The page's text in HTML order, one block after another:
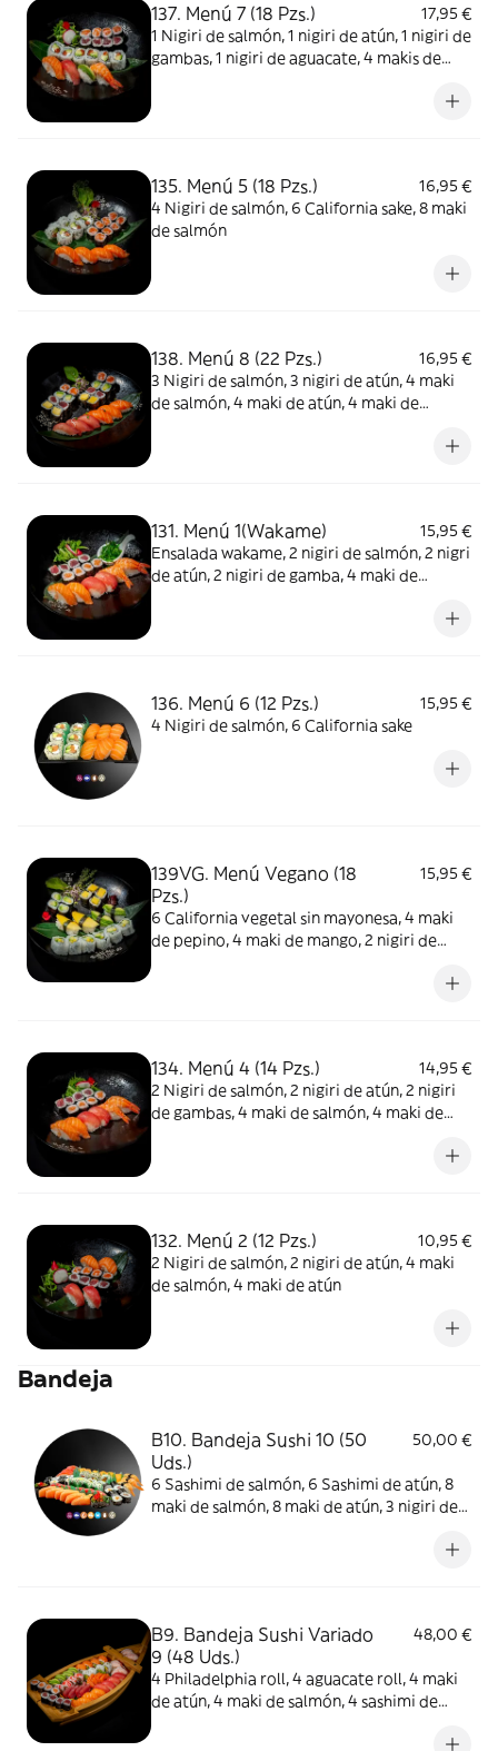
137. Menú 7 (18 Pzs.)
17,95 €
1 Nigiri de salmón, 1 nigiri de atún, 1 nigiri de
gambas, 1 nigiri de aguacate, 4 makis de
135. Menú 5 (18 Pzs.)
16,95 €
4 Nigiri de salmón, 6 California sake, 8 maki
de salmón
138. Menú 8 (22 Pzs.)
16,95 €
3 Nigiri de salmón, 3 nigiri de atún, 4 maki
de salmón, 4 maki de atún, 4 maki de
131. Menú 1(Wakame)
15,95 €
Ensalada wakame, 2 nigiri de salmón, 2 nigri
de atún, 2 nigiri de gamba, 4 maki de
136. Menú 6 (12 Pzs.)
15,95 €
4 Nigiri de salmón, 6 California sake
139VG. Menú Vegano (18
Pzs.)
15,95 €
6 California vegetal sin mayonesa, 4 maki
de pepino, 4 maki de mango, 2 nigiri de
134. Menú 4 (14 Pzs.)
14,95 €
2 Nigiri de salmón, 2 nigiri de atún, 2 nigiri
de gambas, 4 maki de salmón, 4 maki de
132. Menú 2 (12 Pzs.)
10,95 €
2 Nigiri de salmón, 2 nigiri de atún, 4 maki
de salmón, 4 maki de atún
Bandeja
B10. Bandeja Sushi 10 (50
Uds.)
50,00 €
6 Sashimi de salmón, 6 Sashimi de atún, 8
maki de salmón, 8 maki de atún, 3 nigiri de
B9. Bandeja Sushi Variado
9 (48 Uds.)
48,00 €
4 Philadelphia roll, 4 aguacate roll, 4 maki
de atún, 4 maki de salmón, 4 sashimi de